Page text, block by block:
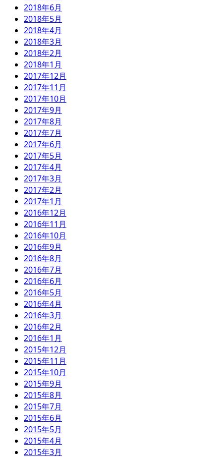
2018年6月
2018年5月
2018年4月
2018年3月
2018年2月
2018年1月
2017年12月
2017年11月
2017年10月
2017年9月
2017年8月
2017年7月
2017年6月
2017年5月
2017年4月
2017年3月
2017年2月
2017年1月
2016年12月
2016年11月
2016年10月
2016年9月
2016年8月
2016年7月
2016年6月
2016年5月
2016年4月
2016年3月
2016年2月
2016年1月
2015年12月
2015年11月
2015年10月
2015年9月
2015年8月
2015年7月
2015年6月
2015年5月
2015年4月
2015年3月